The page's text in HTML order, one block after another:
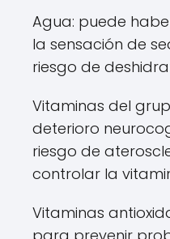
Agua: puede
la sensación de
riesgo de
Vitaminas del
deterioro
riesgo de
controlar la
Vitaminas